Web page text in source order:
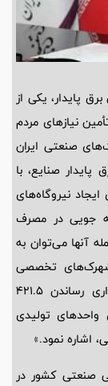
پایدار، یکی از
نیازهای مردم
صنعتی ایران
صنایع، با
نیروگاه‌های
جویی در مصرف
آنها می‌توان به
شهرک‌های تخصصی
خورشیدی به میزان 8252 هکتار و به بهره‌برداری رساندن 421.5
واحدهای تولیدی
اشاره نمود.»
صنعتی کشور در